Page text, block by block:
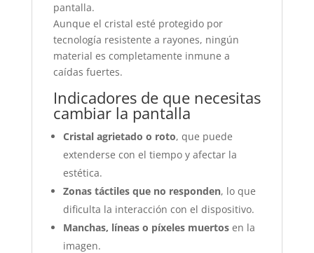
pantalla.
Aunque el cristal esté protegido por
tecnología resistente a rayones, ningún
material es completamente inmune a
caídas fuertes.
Indicadores de que necesitas
cambiar la pantalla
Cristal agrietado o roto, que puede
extenderse con el tiempo y afectar la
estética.
Zonas táctiles que no responden, lo que
dificulta la interacción con el dispositivo.
Manchas, líneas o píxeles muertosen la
imagen.